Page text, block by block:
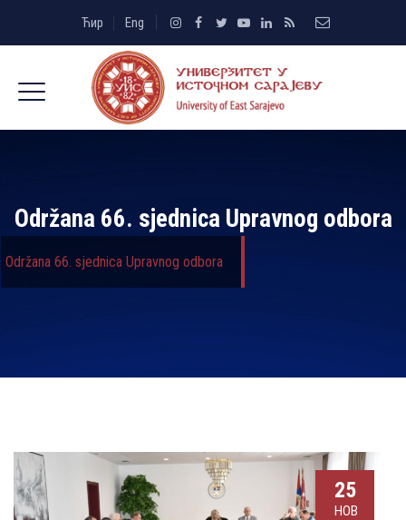
Ћир Eng
Održana 66. sjednica Upravnog odbora
Održana 66. sjednica Upravnog odbora
25
НОВ